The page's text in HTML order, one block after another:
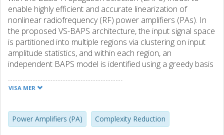
enable highly efficient and accurate linearization of
nonlinear radiofrequency (RF) power amplifiers (PAs). In
the proposed VS-BAPS architecture, the input signal space
is partitioned into multiple regions via clustering on input
amplitude statistics, and within each region, an
independent BAPS model is identified using a greedy basis
local modeling capability of the VS model while
demonstrate that the VS-BAPS model achieves superior
linearization performance in terms of normalized mean
VISA MER
Power Amplifiers (PA) Complexity Reduction